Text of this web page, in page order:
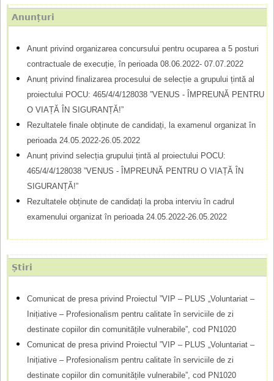
o
m
d
t
a
u
t
Anunțuri
Anunt privind organizarea concursului pentru ocuparea a 5 posturi
contractuale de execuție, în perioada 08.06.2022- 07.07.2022
Anunț privind finalizarea procesului de selecție a grupului țintă al
proiectului POCU: 465/4/4/128038 ”VENUS - ÎMPREUNĂ PENTRU
O VIAȚĂ ÎN SIGURANȚĂ!”
Rezultatele finale obținute de candidați, la examenul organizat în
perioada 24.05.2022-26.05.2022
Anunț privind selecția grupului țintă al proiectului POCU:
465/4/4/128038 ”VENUS - ÎMPREUNĂ PENTRU O VIAȚĂ ÎN
SIGURANȚĂ!”
Rezultatele obținute de candidați la proba interviu în cadrul
examenului organizat în perioada 24.05.2022-26.05.2022
Știri
Comunicat de presa privind Proiectul ”VIP – PLUS „Voluntariat –
Inițiative – Profesionalism pentru calitate în serviciile de zi
destinate copiilor din comunitățile vulnerabile”, cod PN1020
Comunicat de presa privind Proiectul ”VIP – PLUS „Voluntariat –
Inițiative – Profesionalism pentru calitate în serviciile de zi
destinate copiilor din comunitățile vulnerabile”, cod PN1020